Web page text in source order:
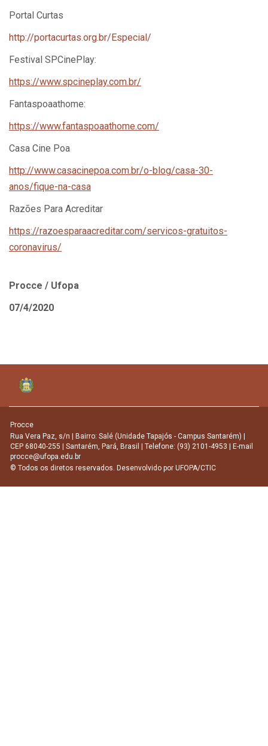
Portal Curtas
http://portacurtas.org.br/Especial/
Festival SPCinePlay:
https://www.spcineplay.com.br/
Fantaspoaathome:
https://www.fantaspoaathome.com/
Casa Cine Poa
http://www.casacinepoa.com.br/o-blog/casa-30-
anos/fique-na-casa
Razões Para Acreditar
https://razoesparaacreditar.com/servicos-gratuitos-
coronavirus/
Procce / Ufopa
07/4/2020
Procce
Rua Vera Paz, s/n | Bairro: Salé (Unidade Tapajós - Campus Santarém) |
CEP 68040-255 | Santarém, Pará, Brasil | Telefone: (93) 2101-4953 | E-mail
procce@ufopa.edu.br
© Todos os diretos reservados. Desenvolvido por UFOPA/CTIC